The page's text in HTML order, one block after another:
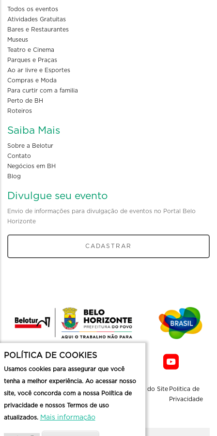
Todos os eventos
Atividades Gratuitas
Bares e Restaurantes
Museus
Teatro e Cinema
Parques e Praças
Ao ar livre e Esportes
Compras e Moda
Para curtir com a familia
Perto de BH
Roteiros
Saiba Mais
Sobre a Belotur
Contato
Negócios em BH
Blog
Divulgue seu evento
Envio de informações para divulgação de eventos no Portal Belo
Horizonte
CADASTRAR
Mapa do Site Politica de
Privacidade
POLÍTICA DE COOKIES
Usamos cookies para assegurar que você
tenha a melhor experiência. Ao acessar nosso
site, você concorda com a nossa Política de
privacidade e nossos Termos de uso
atualizados. Mais informação